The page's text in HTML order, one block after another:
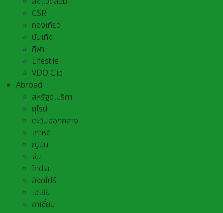
CSR
ท่องเที่ยว
บันเทิง
กีฬา
Lifestile
VDO Clip
Abroad
สหรัฐอเมริกา
ยุโรป
ตะวันออกกลาง
เกาหลี
ญี่ปุ่น
จีน
India
สิงคโปร์
เอเชีย
อาเชี่ยน